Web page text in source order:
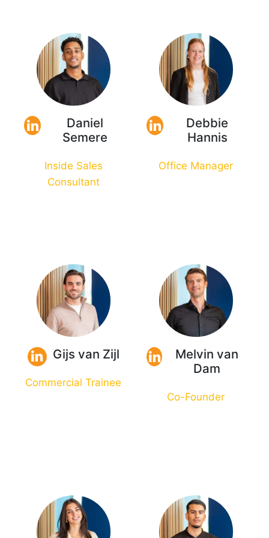
Daniel
Semere
Inside Sales
Consultant
Debbie
Hannis
Office Manager
Gijs van Zijl
Commercial Trainee
Melvin van
Dam
Co-Founder